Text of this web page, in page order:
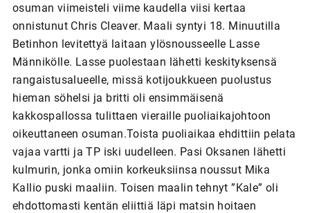
osuman viimeisteli viime kaudella viisi kertaa
onnistunut Chris Cleaver. Maali syntyi 18. Minuutilla
Betinhon levitettyä laitaan ylösnousseelle Lasse
Männikölle. Lasse puolestaan lähetti keskityksensä
rangaistusalueelle, missä kotijoukkueen puolustus
hieman söhelsi ja britti oli ensimmäisenä
kakkospallossa tulittaen vieraille puoliaikajohtoon
oikeuttaneen osuman.Toista puoliaikaa ehdittiin pelata
vajaa vartti ja TP iski uudelleen. Pasi Oksanen lähetti
kulmurin, jonka omiin korkeuksiinsa noussut Mika
Kallio puski maaliin. Toisen maalin tehnyt ”Kale” oli
ehdottomasti kentän eliittiä läpi matsin hoitaen